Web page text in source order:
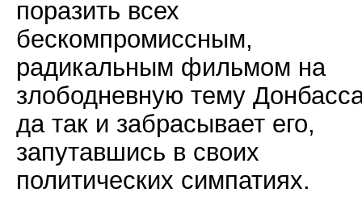
поразить всех
бескомпромиссным,
радикальным фильмом на
злободневную тему
да так и забрасывает его,
запутавшись в своих
политических симпатиях.